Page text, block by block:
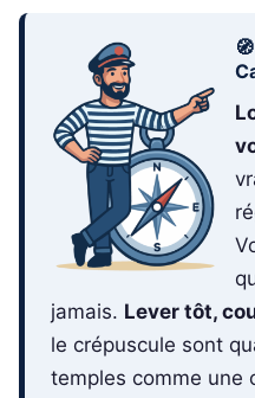
jamais. Lever tôt,
le crépuscule sont
temples comme